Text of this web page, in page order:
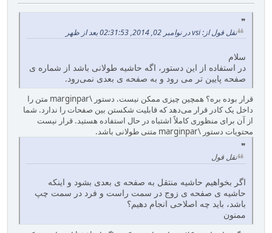
نقل قول از: vsi در نوامبر 02, 2014, 02:31:53 بعد از ظهر
سلام
در استفاده از این دستور، اگه حاشیه طولانی باشد از شماره ی
صفحه پایین تر می رود و به صفحه ی بعدی نمی‌رود.
قرار بوده بره؟ همچین چیزی ممکن نیست. دستور \marginpar متن را
داخل یک کادر قرار می‌دهد که قابلیت شکستن بین صفحات را ندارد. شما
از آن برای منظوری کاملاً اشتباه در حال استفاده هستید. قرار نیست
محتویات دستور \marginpar متنی طولانی باشد.
نقل قول
اگر بخواهیم حاشیه منتقل به صفحه ی بعدی بشود و اینکه
حاشیه ی صفحه ی زوج در سمت راست و فرد در سمت چپ
باشد، باید چه اصلاحی انجام دهیم؟
ممنون